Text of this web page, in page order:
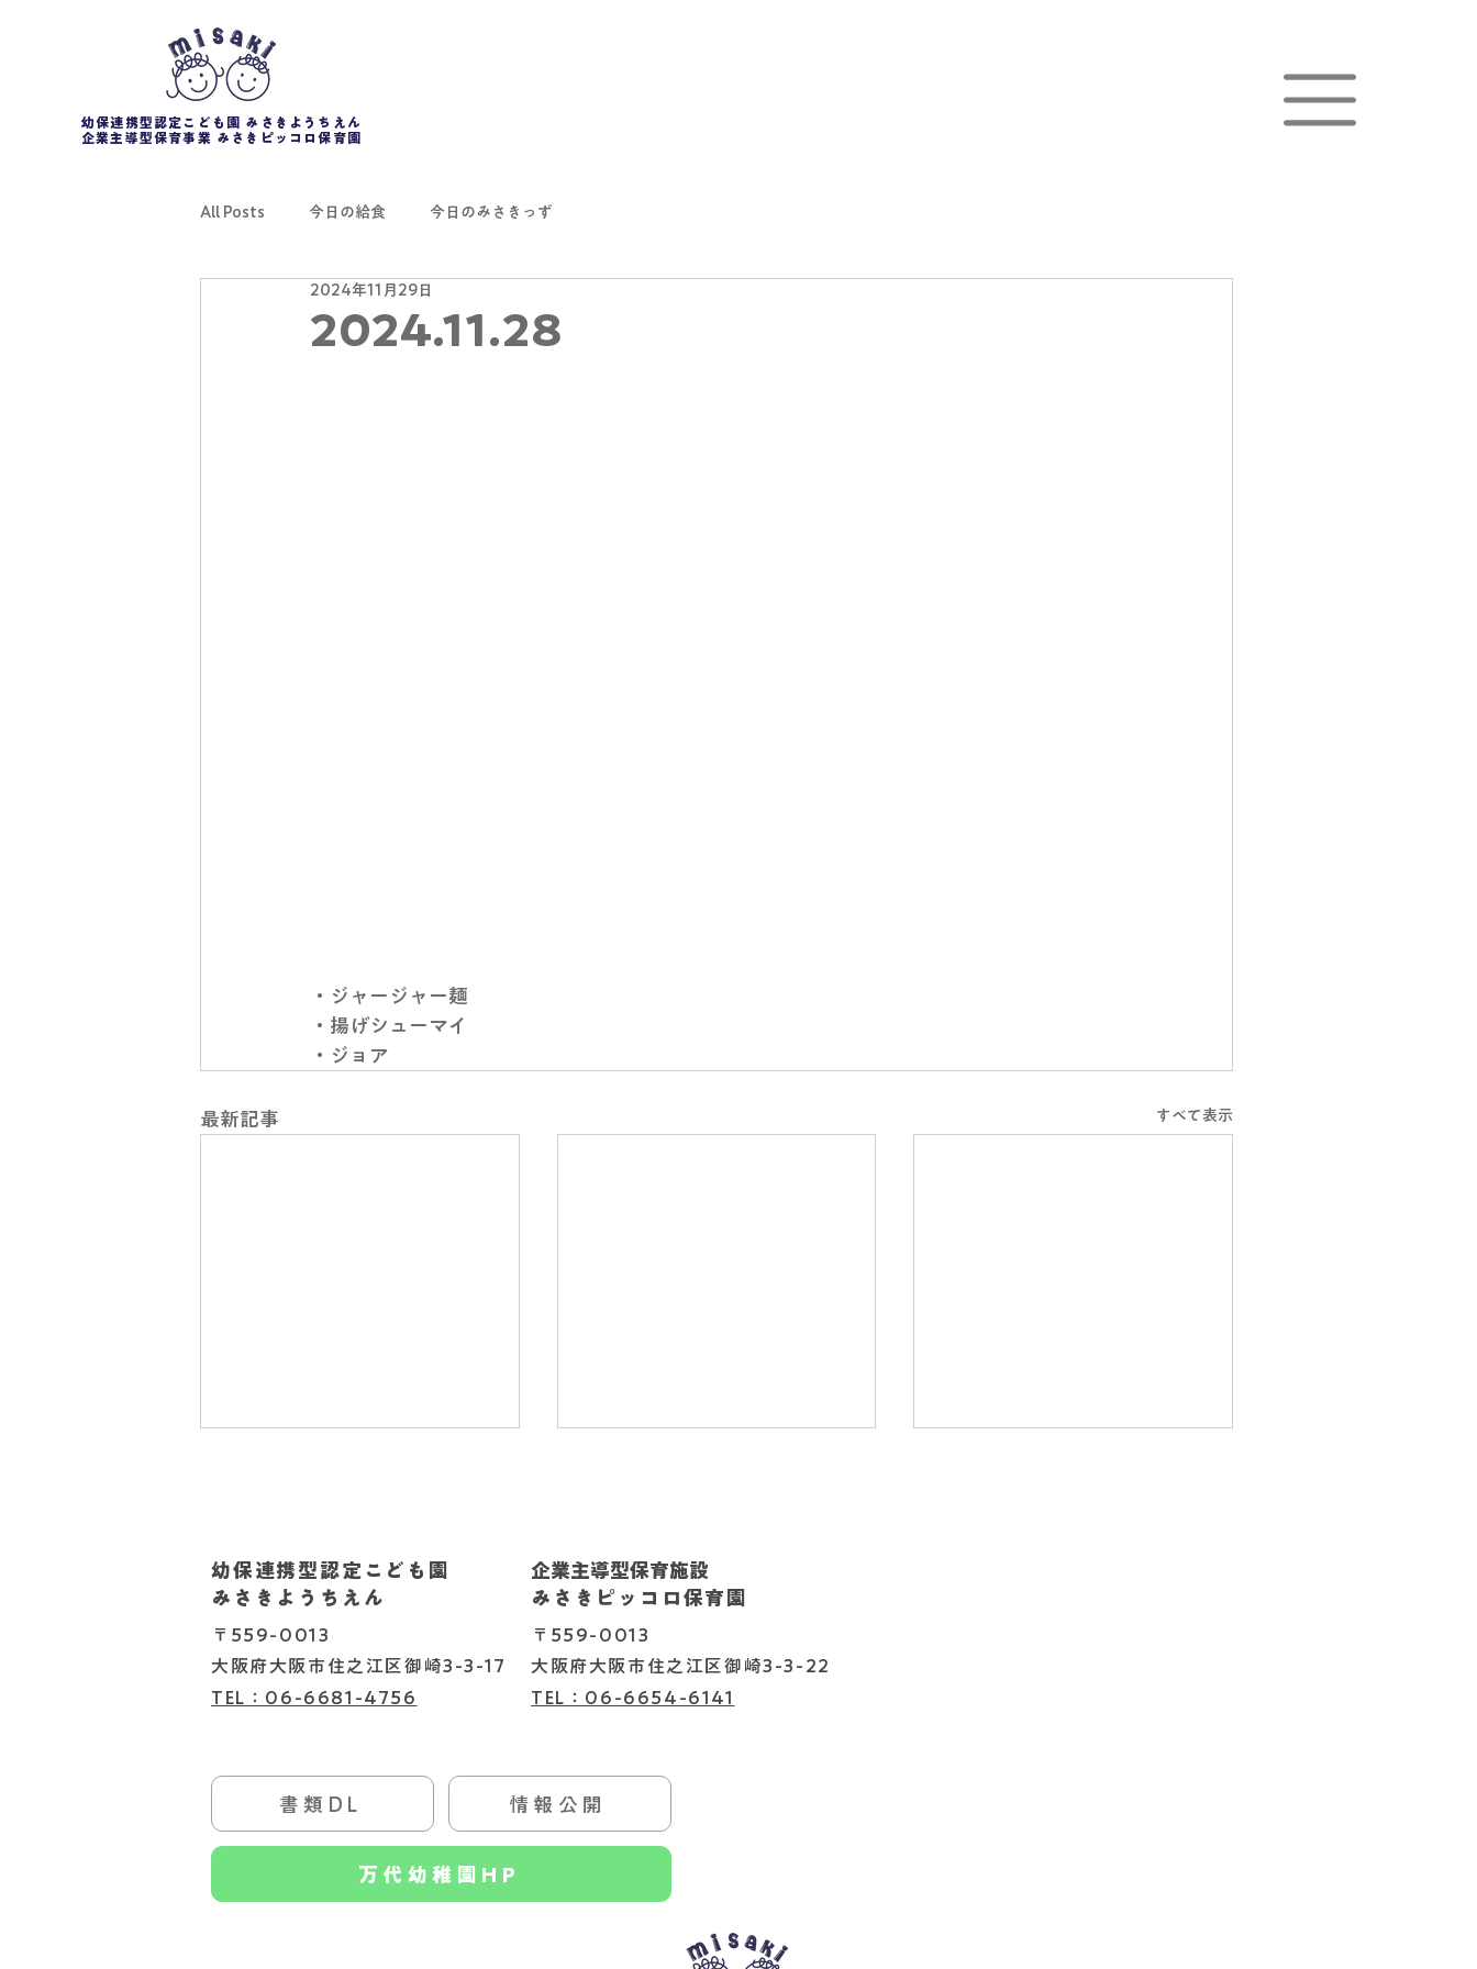
幼保連携型認定こども園 みさきようちえん
企業主導型保育事業 みさきピッコロ保育園
All Posts 今日の給食 今日のみさきっず
2024.11.28
2024年11月29日
・ジャージャー麺
・揚げシューマイ
・ジョア
最新記事 すべて表示
2026.08.07 2026.08.06
幼保連携型認定こども園
みさきようちえん
〒559-0013
大阪府大阪市住之江区御崎3-3-17
TEL：06-6681-4756
企業主導型保育施設
みさきピッコロ保育園
〒559-0013
大阪府大阪市住之江区御崎3-3-22
TEL：06-6654-6141
書類DL
書類DL 情報公開
万代幼稚園HP